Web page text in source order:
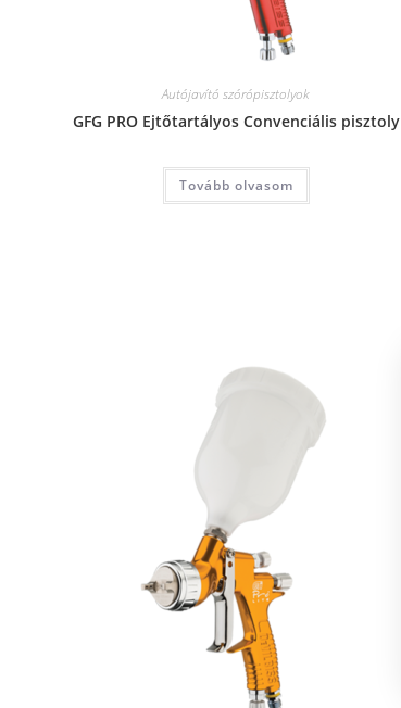
Autójavító szórópisztolyok
GFG PRO Ejtőtartályos Convenciális pisztoly
Tovább olvasom